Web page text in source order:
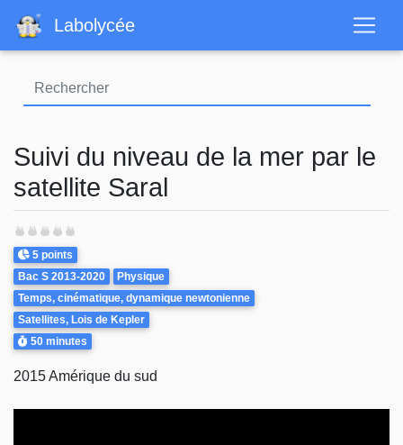
contenu
Labolycée
Suivi du niveau de la mer par le
satellite Saral
Points
5 points
Theme
Bac S 2013-2020
Physique
Temps, cinématique, dynamique newtonienne
Satellites, Lois de Kepler
Durée
50 minutes
2015 Amérique du sud